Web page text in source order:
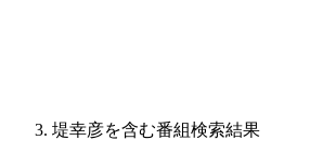
堤幸彦を含む番組検索結果